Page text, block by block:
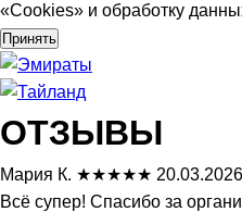
«Cookies» и обработку
Принять
ОТЗЫВЫ
Мария К. ★★★★★ 20.03.2026
Всё супер! Спасибо за